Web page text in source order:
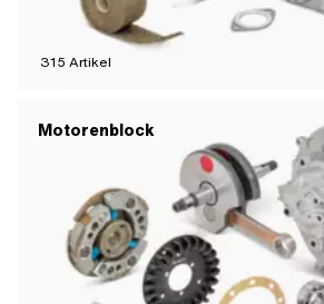
315 Artikel
Motorenblock